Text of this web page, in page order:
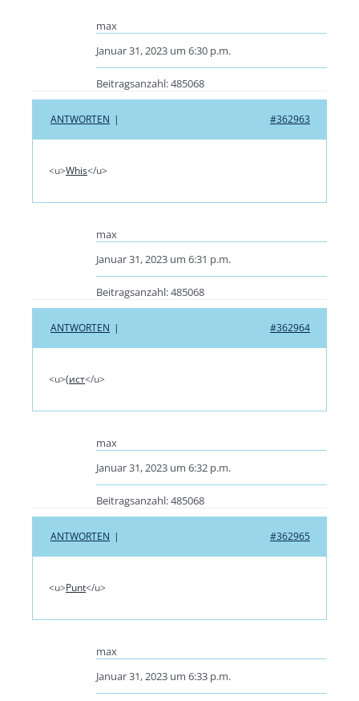
max
Januar 31, 2023 um 6:30 p.m.
Beitragsanzahl: 485068
#362963
ANTWORTEN |
<u>Whis</u>
max
Januar 31, 2023 um 6:31 p.m.
Beitragsanzahl: 485068
#362964
ANTWORTEN |
<u>(ист</u>
max
Januar 31, 2023 um 6:32 p.m.
Beitragsanzahl: 485068
#362965
ANTWORTEN |
<u>Punt</u>
max
Januar 31, 2023 um 6:33 p.m.